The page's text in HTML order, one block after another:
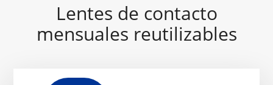
Lentes de contacto
mensuales reutilizables